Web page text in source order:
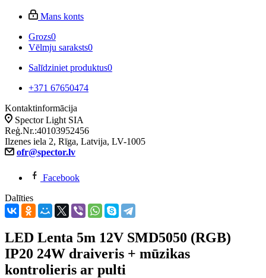
Mans konts
Grozs0
Vēlmju saraksts0
Salīdziniet produktus0
+371 67650474
Kontaktinformācija
Spector Light SIA
Reģ.Nr.:40103952456
Ilzenes iela 2, Rīga, Latvija, LV-1005
ofr@spector.lv
Facebook
Dalīties
LED Lenta 5m 12V SMD5050 (RGB)
IP20 24W draiveris + mūzikas
kontrolieris ar pulti